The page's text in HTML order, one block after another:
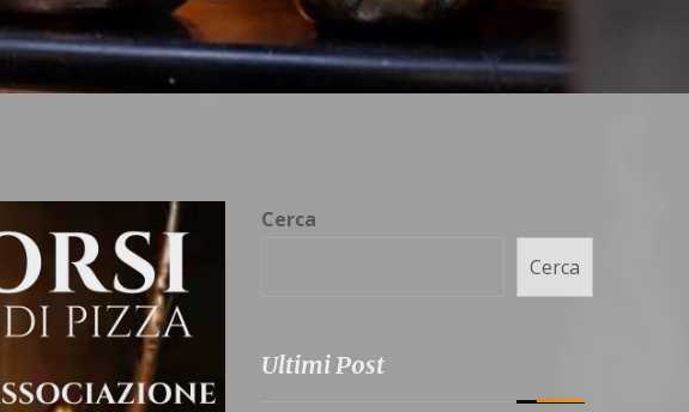
Cerca
Cerca
Ultimi Post